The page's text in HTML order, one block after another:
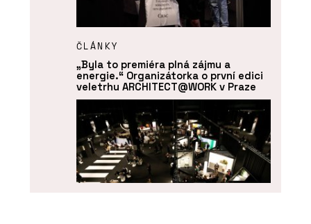
ČLÁNKY
„Byla to premiéra plná zájmu a
energie.“ Organizátorka o první edici
veletrhu ARCHITECT@WORK v Praze